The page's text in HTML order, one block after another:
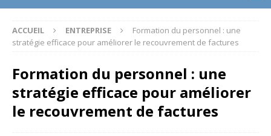
ACCUEIL ENTREPRISE
Formation du personnel : une
stratégie efficace pour améliorer le recouvrement de factures
Formation du personnel : une
stratégie efficace pour améliorer
le recouvrement de factures